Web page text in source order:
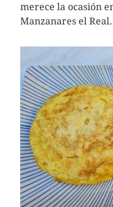
merece la ocasión
Manzanares el Real.